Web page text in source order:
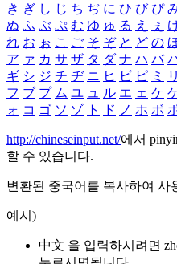
き ぎ し じ ち ぢ に ひ び ぴ
ぬ ふ ぶ ぷ む ゆ ゅ る え ぇ
れ お ぉ こ ご そ ぞ と ど の
ア ァ カ サ ザ タ ダ ナ ハ バ
ギ シ ジ チ ヂ ニ ヒ ビ ピ ミ リ
フ ブ プ ム ユ ュ ル エ ェ ケ
ォ コ ゴ ソ ゾ ト ド ノ ホ ボ
http://chineseinput.net/에서
할 수 있습니다.
변환된 중국어를 복사하여 사
예시)
中文 을 입력하시려면